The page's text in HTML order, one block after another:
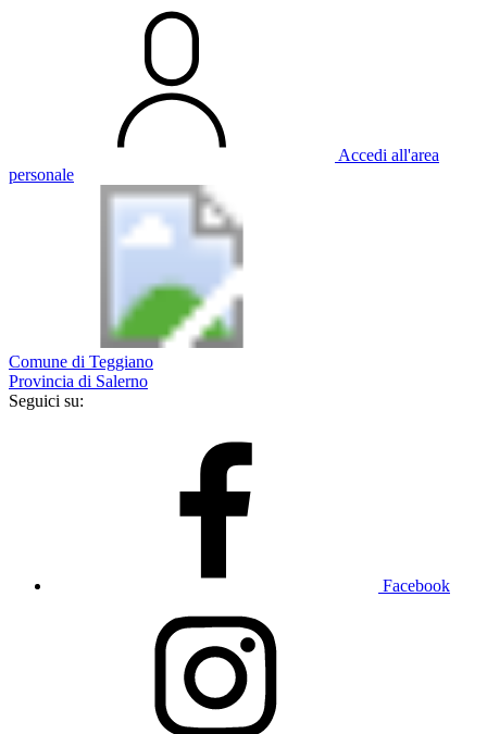
Accedi all'area
personale
Comune di Teggiano
Provincia di Salerno
Seguici su:
Facebook